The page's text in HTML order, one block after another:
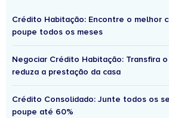
Crédito Habitação: Encontre o melhor
poupe todos os meses
Negociar Crédito Habitação: Transfira
reduza a prestação da casa
Crédito Consolidado: Junte todos os
poupe até 60%